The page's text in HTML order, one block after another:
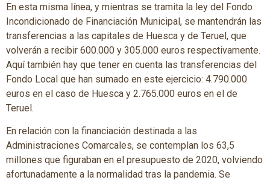
En esta misma línea, y mientras se tramita la ley del Fondo
Incondicionado de Financiación Municipal, se mantendrán las
transferencias a las capitales de Huesca y de Teruel, que
volverán a recibir 600.000 y 305.000 euros respectivamente.
Aquí también hay que tener en cuenta las transferencias del
Fondo Local que han sumado en este ejercicio: 4.790.000
euros en el caso de Huesca y 2.765.000 euros en el de
Teruel.
En relación con la financiación destinada a las
Administraciones Comarcales, se contemplan los 63,5
millones que figuraban en el presupuesto de 2020, volviendo
afortunadamente a la normalidad tras la pandemia. Se